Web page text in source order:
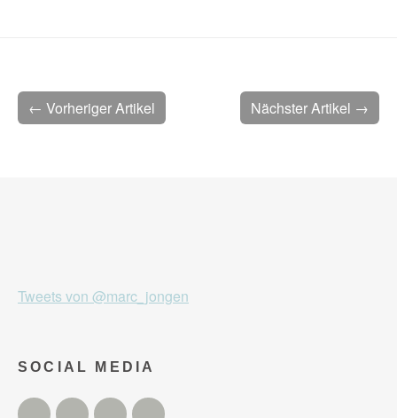
Nächster Artikel →
← Vorheriger Artikel
Tweets von @marc_jongen
SOCIAL MEDIA
Twitter FacebookInstagram